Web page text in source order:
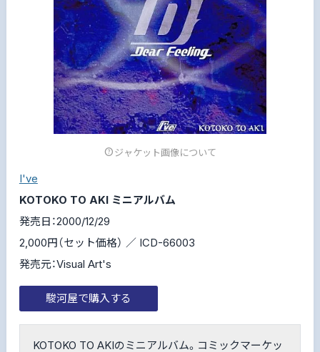
ジャケット画像について
I've
KOTOKO TO AKI ミニアルバム
発売日：2000/12/29
2,000円（セット価格） ／ ICD-66003
発売元：Visual Art's
駿河屋で購入する
KOTOKO TO AKIのミニアルバム。コミックマーケッ